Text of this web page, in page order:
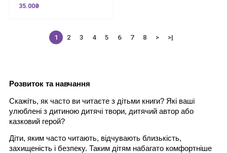
35.00₴
1 2 3 4 5 6 7 8 > >|
Розвиток та навчання
Скажіть, як часто ви читаєте з дітьми книги? Які ваші
улюблені з дитиною дитячі твори, дитячий автор або
казковий герой?
Діти, яким часто читають, відчувають близькість,
захищеність і безпеку. Таким дітям набагато комфортніше